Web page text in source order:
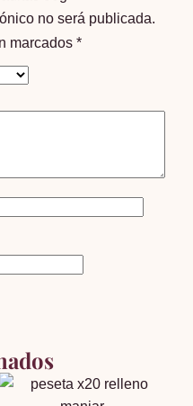
no será publicada.
marcados*